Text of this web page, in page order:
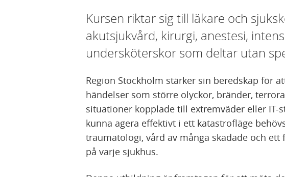
Kursen riktar sig till läkare och
akutsjukvård, kirurgi, anestesi,
undersköterskor som deltar utan
Region Stockholm stärker sin beredskap för
händelser som större olyckor, bränder,
situationer kopplade till extremväder eller IT-
kunna agera effektivt i ett katastrofläge
traumatologi, vård av många skadade och
på varje sjukhus.